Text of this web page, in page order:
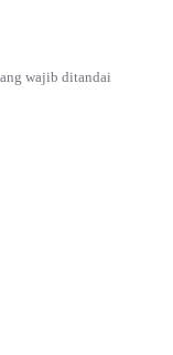
wajib ditandai